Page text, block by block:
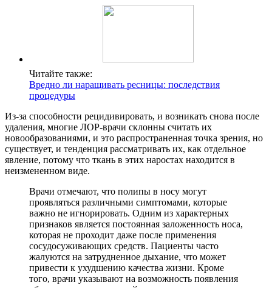
Читайте также:
Вредно ли наращивать ресницы: последствия
процедуры
Из-за способности рецидивировать, и возникать снова после
удаления, многие ЛОР-врачи склонны считать их
новообразованиями, и это распространенная точка зрения, но
существует, и тенденция рассматривать их, как отдельное
явление, потому что ткань в этих наростах находится в
неизмененном виде.
Врачи отмечают, что полипы в носу могут
проявляться различными симптомами, которые
важно не игнорировать. Одним из характерных
признаков является постоянная заложенность носа,
которая не проходит даже после применения
сосудосуживающих средств. Пациенты часто
жалуются на затрудненное дыхание, что может
привести к ухудшению качества жизни. Кроме
того, врачи указывают на возможность появления